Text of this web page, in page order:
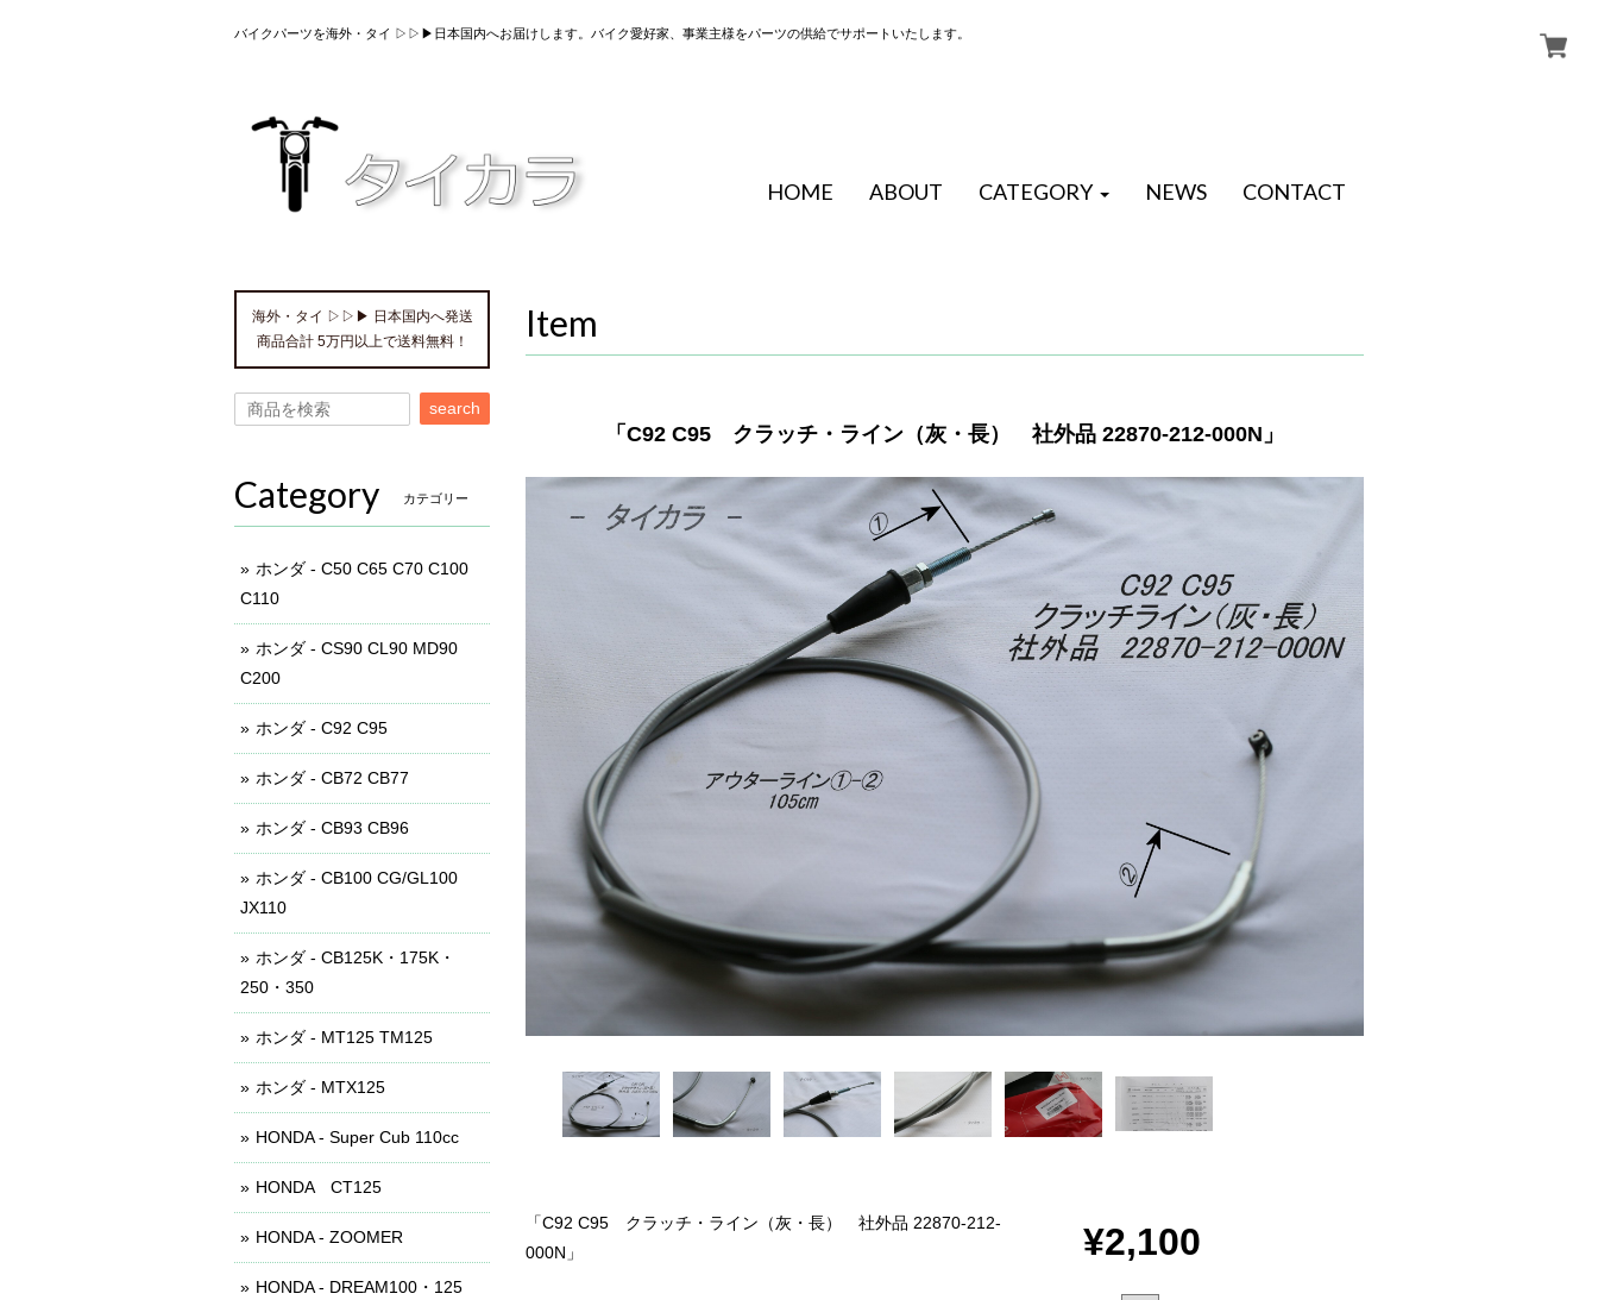
バイクパーツを海外・タイ ▷▷▶日本国内へお届けします。バイク愛好家、事業主様をパーツの供給でサポートいたします。
HOME ABOUT CATEGORY NEWS CONTACT
Item
「C92 C95 クラッチ・ライン（灰・長） 社外品 22870-212-000N」
「C92 C95 クラッチ・ライン（灰・長） 社外品 22870-212-
000N」
¥2,100
海外・タイ ▷▷▶ 日本国内へ発送
商品合計 5万円以上で送料無料！
search
Category カテゴリー
ホンダ - C50 C65 C70 C100
C110
ホンダ - CS90 CL90 MD90
C200
ホンダ - C92 C95
ホンダ - CB72 CB77
ホンダ - CB93 CB96
ホンダ - CB100 CG/GL100
JX110
ホンダ - CB125K・175K・
250・350
ホンダ - MT125 TM125
ホンダ - MTX125
HONDA - Super Cub 110cc
HONDA CT125
HONDA - ZOOMER
HONDA - DREAM100・125